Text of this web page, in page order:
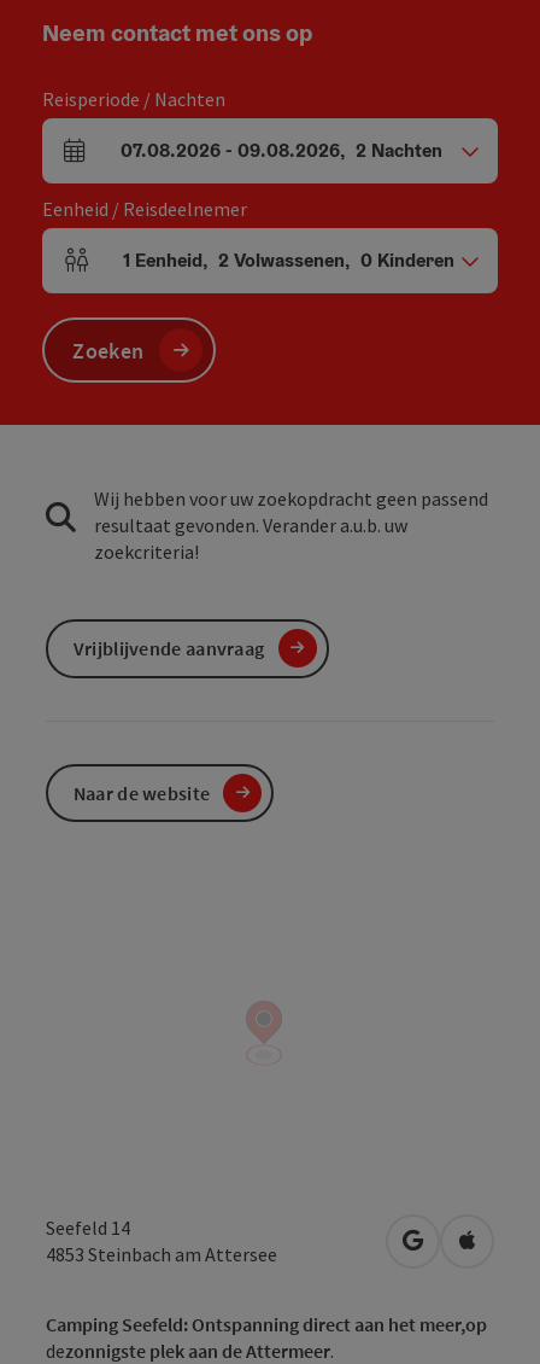
Seefeld 14
4853 Steinbach am Attersee Openen in
Camping Seefeld: Ontspanning direct aan het meer,op
dezonnigste plek aan de Attermeer.
Neem contact met ons op
Reisperiode / Nachten
Velden voor aankomst en vertrek
07.08.2026- 09.08.2026, 2 Nachten
Eenheid / Reisdeelnemer
Aantal eenheden en persoonsvelden
1 Eenheid, 2 Volwassenen, 0 Kinderen
Zoeken
Wij hebben voor uw zoekopdracht geen passend
resultaat gevonden. Verander a.u.b. uw
zoekcriteria!
Vrijblijvende aanvraag
Naar de website